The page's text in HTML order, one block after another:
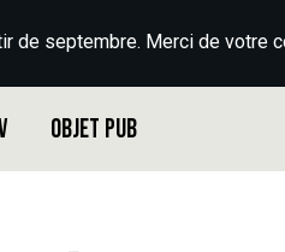
de septembre. Merci de votre
Objet Pub